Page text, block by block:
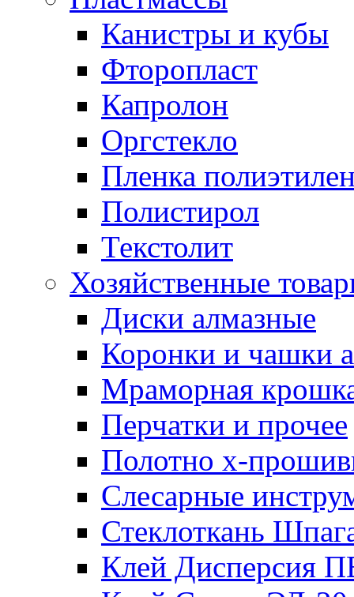
Канистры и кубы
Фторопласт
Капролон
Оргстекло
Пленка
Полистирол
Текстолит
Хозяйственные
Диски алмазные
Коронки и чашки
Мраморная
Перчатки и прочее
Полотно х-
Слесарные
Стеклоткань
Клей Дисперсия